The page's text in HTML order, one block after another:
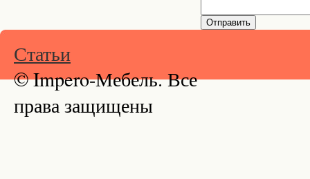
Статьи
© Impero-Мебель. Все
права защищены